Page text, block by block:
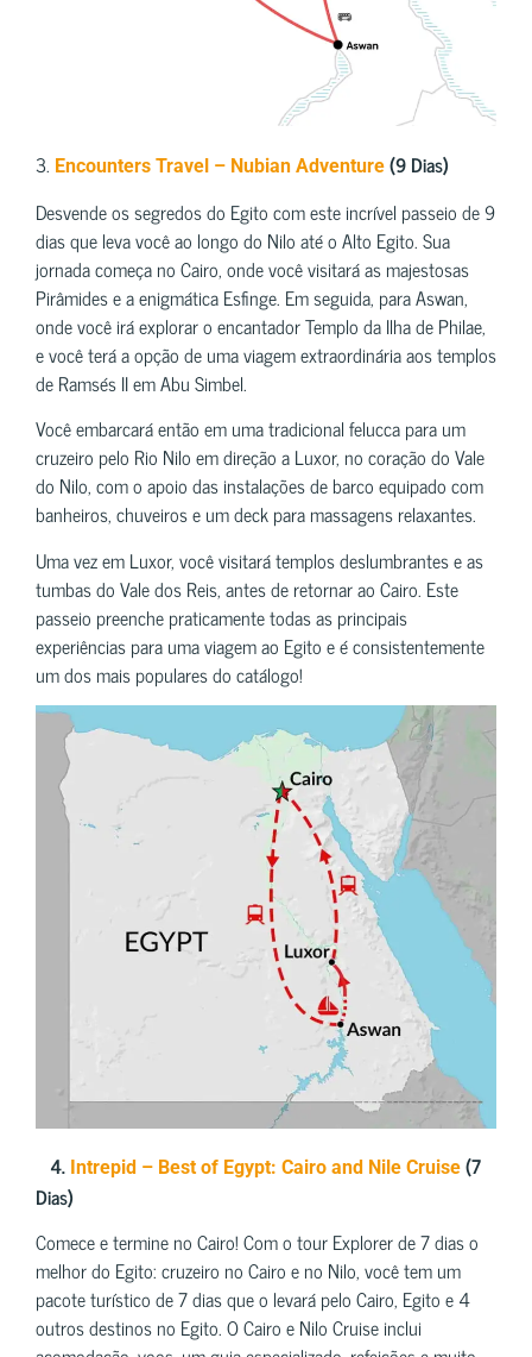
3. Encounters Travel – Nubian Adventure (9 Dias)
Desvende os segredos do Egito com este incrível passeio de 9
dias que leva você ao longo do Nilo até o Alto Egito. Sua
jornada começa no Cairo, onde você visitará as majestosas
Pirâmides e a enigmática Esfinge. Em seguida, para Aswan,
onde você irá explorar o encantador Templo da Ilha de Philae,
e você terá a opção de uma viagem extraordinária aos templos
de Ramsés II em Abu Simbel.
Você embarcará então em uma tradicional felucca para um
cruzeiro pelo Rio Nilo em direção a Luxor, no coração do Vale
do Nilo, com o apoio das instalações de barco equipado com
banheiros, chuveiros e um deck para massagens relaxantes.
Uma vez em Luxor, você visitará templos deslumbrantes e as
tumbas do Vale dos Reis, antes de retornar ao Cairo. Este
passeio preenche praticamente todas as principais
experiências para uma viagem ao Egito e é consistentemente
um dos mais populares do catálogo!
4. Intrepid – Best of Egypt: Cairo and Nile Cruise (7
Dias)
Comece e termine no Cairo! Com o tour Explorer de 7 dias o
melhor do Egito: cruzeiro no Cairo e no Nilo, você tem um
pacote turístico de 7 dias que o levará pelo Cairo, Egito e 4
outros destinos no Egito. O Cairo e Nilo Cruise inclui